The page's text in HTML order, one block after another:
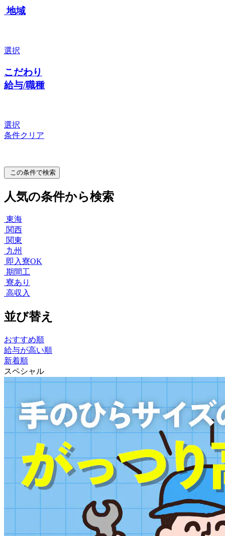
地域
選択
こだわり
給与/職種
選択
条件クリア
この条件で検索
人気の条件から検索
東海
関西
関東
九州
即入寮OK
期間工
寮あり
高収入
並び替え
おすすめ順
給与が高い順
新着順
スペシャル